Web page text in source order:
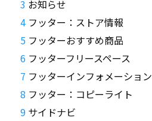
お知らせ
フッター：ストア情報
フッターおすすめ商品
フッターフリースペース
フッターインフォメーション
フッター：コピーライト
サイドナビ